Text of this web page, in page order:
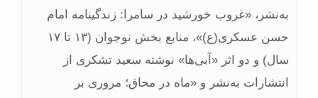
به‌نشر، «غروب خورشید در سامرا: زندگینامه امام
حسن عسکری(ع)»، منابع بخش نوجوان (۱۳ تا ۱۷
سال) و دو اثر «آبی‌ها» نوشته سعید تشکری از
انتشارات به‌نشر و «ماه در محاق؛ مروری بر